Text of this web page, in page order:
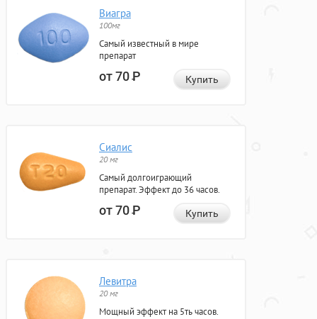
Виагра
100мг
Самый известный в мире
препарат
от 70Р Купить
Сиалис
20 мг
Самый долгоиграющий
препарат. Эффект до 36 часов.
от 70Р Купить
Левитра
20 мг
Мощный эффект на 5ть часов.